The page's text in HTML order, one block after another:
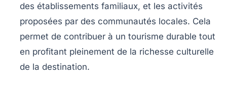
des établissements familiaux, et les activités
proposées par des communautés locales. Cela
permet de contribuer à un tourisme durable tout
en profitant pleinement de la richesse culturelle
de la destination.